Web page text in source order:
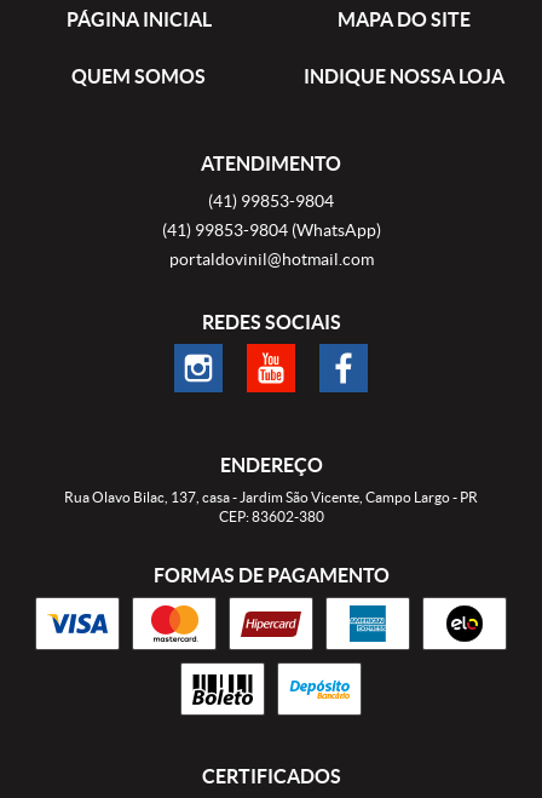
PÁGINA INICIAL MAPA DO SITE
QUEM SOMOS INDIQUE NOSSA LOJA
ATENDIMENTO
(41) 99853-9804
(41)99853-9804 (WhatsApp)
portaldovinil@hotmail.com
REDES SOCIAIS
ENDEREÇO
Rua Olavo Bilac, 137, casa- Jardim São Vicente, Campo Largo- PR
CEP: 83602-380
FORMAS DE PAGAMENTO
CERTIFICADOS